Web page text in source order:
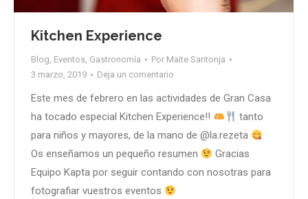
Kitchen Experience
Blog, Eventos, Gastronomía Por Maite Santonja
3 marzo, 2019
Deja un comentario
Este mes de febrero en las actividades de Gran Casa
ha tocado especial Kitchen Experience!!
tanto
para niños y mayores, de la mano de @la.rezeta
Os enseñamos un pequeño resumen
Gracias
Equipo Kapta por seguir contando con nosotras para
fotografiar vuestros eventos